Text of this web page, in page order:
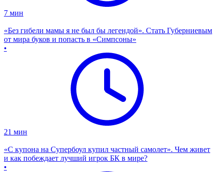
7 мин
«Без гибели мамы я не был бы легендой». Стать Губерниевым
от мира буков и попасть в «Симпсоны»
•
21 мин
«С купона на Супербоул купил частный самолет». Чем живет
и как побеждает лучший игрок БК в мире?
•